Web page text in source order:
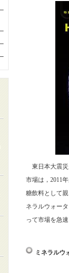
東日本大震災
市場は，2011
糖飲料として
ネラルウォー
って市場を急
ミネラルウ